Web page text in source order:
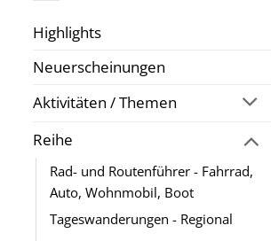
Highlights
Neuerscheinungen
Aktivitäten / Themen
Reihe
Rad- und Routenführer - Fahrrad,
Auto, Wohnmobil, Boot
Tageswanderungen - Regional